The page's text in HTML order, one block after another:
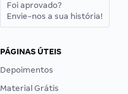
Foi aprovado?
Envie-nos a sua história!
PÁGINAS ÚTEIS
Depoimentos
Material Grátis